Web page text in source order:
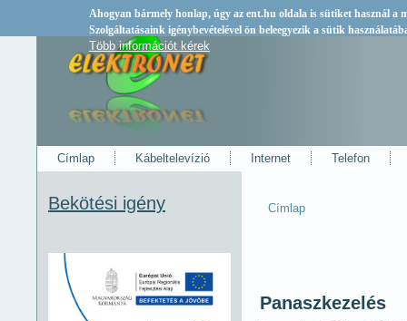
Ahogyan bármely honlap, úgy az ent.hu oldala is sütiket használ a
Szolgáltatásaink igénybevételével ön beleegyezik a sütik
Több információt kérek
Címlap Kábeltelevízió Internet Telefon
Bekötési igény
Jelenlegi hely
Címlap
Panaszkezelés